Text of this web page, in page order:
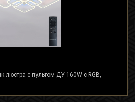
люстра с пультом ДУ 160W с RGB,